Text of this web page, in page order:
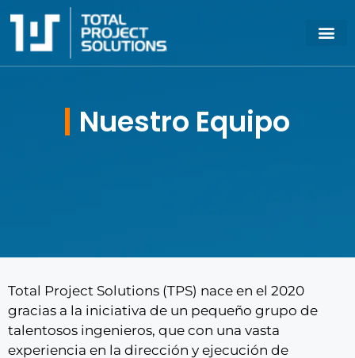
Nuestro Equipo
Total Project Solutions (TPS) nace en el 2020
gracias a la iniciativa de un pequeño grupo de
talentosos ingenieros, que con una vasta
experiencia en la dirección y ejecución de